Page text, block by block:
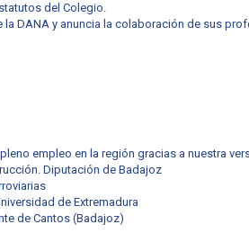
del Colegio.
DANA y anuncia la colaboración de sus
empleo en la región gracias a nuestra
Diputación de Badajoz
de Extremadura
de Cantos (Badajoz)